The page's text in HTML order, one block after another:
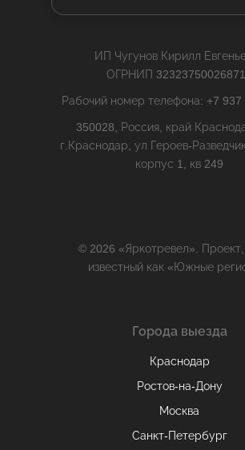
ИП Чугунов Кирилл
ОГРНИП
Рабочий номер телефона: +7 937
350028, Россия, край
г.Краснодар, ул Героев-
корпус 1, кв 249
© 2026 «Яркотревел».
известный как «Южные
Города выезда
Краснодар
Ростов-на-Дону
Москва
Санкт-Петербург